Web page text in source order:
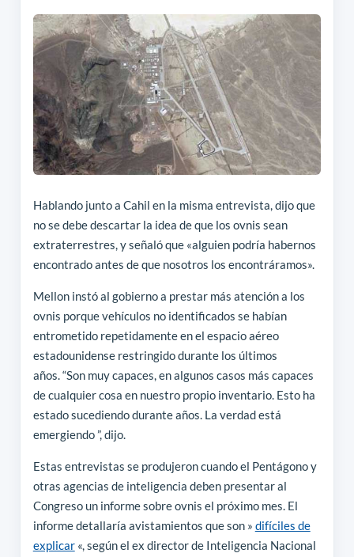
Hablando junto a Cahil en la misma entrevista, dijo que
no se debe descartar la idea de que los ovnis sean
extraterrestres, y señaló que «alguien podría habernos
encontrado antes de que nosotros los encontráramos».
Mellon instó al gobierno a prestar más atención a los
ovnis porque vehículos no identificados se habían
entrometido repetidamente en el espacio aéreo
estadounidense restringido durante los últimos
años. “Son muy capaces, en algunos casos más capaces
de cualquier cosa en nuestro propio inventario. Esto ha
estado sucediendo durante años. La verdad está
emergiendo ”, dijo.
Estas entrevistas se produjeron cuando el Pentágono y
otras agencias de inteligencia deben presentar al
Congreso un informe sobre ovnis el próximo mes. El
informe detallaría avistamientos que son » difíciles de
explicar«, según el ex director de Inteligencia Nacional